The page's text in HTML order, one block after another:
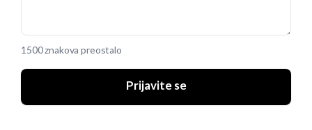
1500 znakova preostalo
Prijavite se